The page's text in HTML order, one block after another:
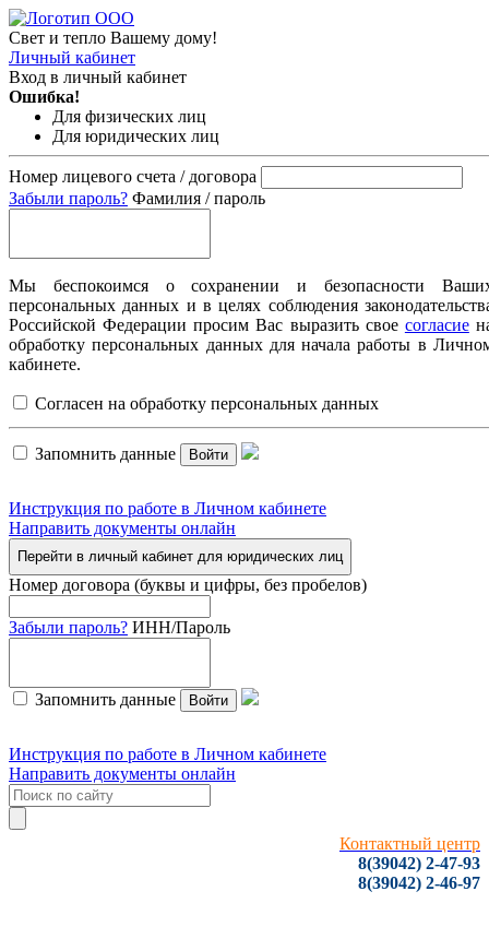
Свет и тепло Вашему дому!
Личный кабинет
Вход в личный кабинет
Ошибка!
Для физических лиц
Для юридических лиц
Номер лицевого счета / договора
Забыли пароль? Фамилия / пароль
Мы беспокоимся о сохранении и безопасности
персональных данных и в целях соблюдения
Российской Федерации просим Вас выразить свое согласие
обработку персональных данных для начала работы в
кабинете.
Согласен на обработку персональных данных
Запомнить данные Войти
Инструкция по работе в Личном кабинете
Направить документы онлайн
Перейти в личный кабинет для юридических лиц
Номер договора (буквы и цифры, без пробелов)
Забыли пароль? ИНН/Пароль
Запомнить данные Войти
Инструкция по работе в Личном кабинете
Направить документы онлайн
Контактный центр
8(39042) 2-47-93
8(39042) 2-46-97